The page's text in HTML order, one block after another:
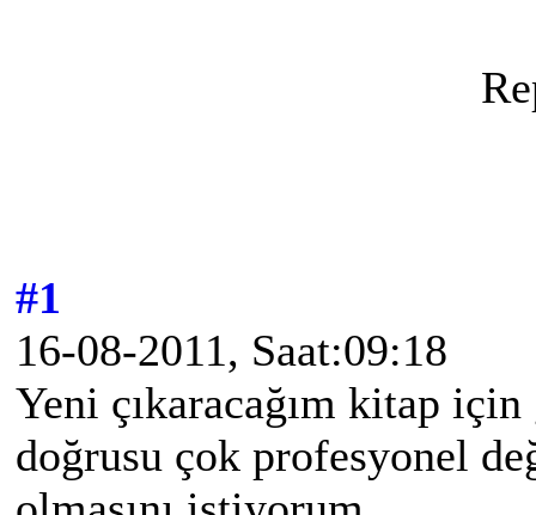
#1
16-08-2011, Saat:09:18
Yeni çıkaracağım kitap
doğrusu çok profesyonel